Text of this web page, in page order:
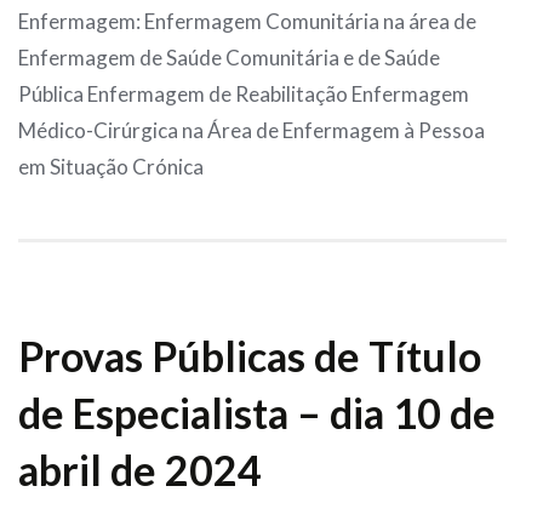
Enfermagem: Enfermagem Comunitária na área de
Enfermagem de Saúde Comunitária e de Saúde
Pública Enfermagem de Reabilitação Enfermagem
Médico-Cirúrgica na Área de Enfermagem à Pessoa
em Situação Crónica
Provas Públicas de Título
de Especialista – dia 10 de
abril de 2024